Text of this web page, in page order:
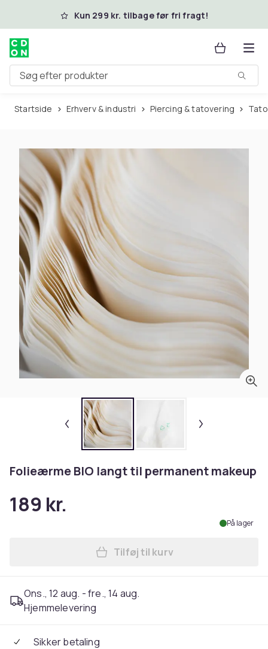
Spring til hovedindhold
Kun 299 kr. tilbage før fri fragt!
Søg efter produkter
Startside Erhverv & industri Piercing & tatovering
Folieærme BIO langt til permanent makeup
189 kr.
På lager
Læg Folieærme BIO langt
Tilføj til kurv
Ons., 12 aug. - fre., 14 aug.
Hjemmelevering
Sikker betaling